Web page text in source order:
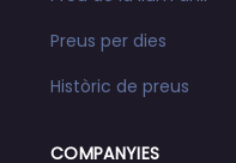
Preus per dies
Històric de preus
COMPANYIES